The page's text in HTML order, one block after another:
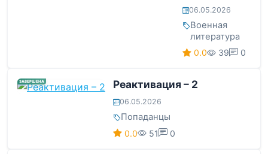
06.05.2026
Военная
литература
0.0 39 0
ЗАВЕРШЕНА Реактивация – 2
06.05.2026
Попаданцы
0.0 51 0